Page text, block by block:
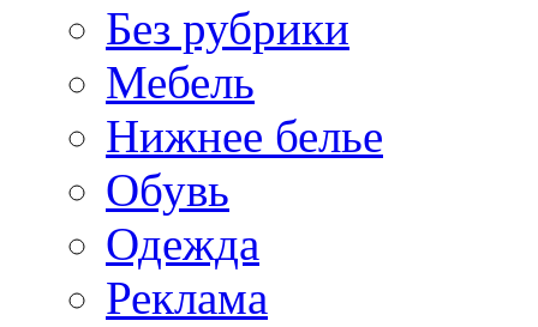
Без рубрики
Мебель
Нижнее белье
Обувь
Одежда
Реклама